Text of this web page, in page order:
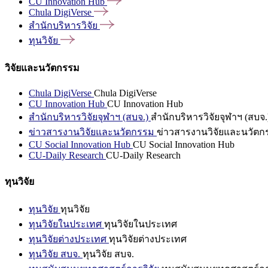
Chula DigiVerse
สำนักบริหารวิจัย
ทุนวิจัย
วิจัยและนวัตกรรม
Chula DigiVerse Chula DigiVerse
CU Innovation Hub CU Innovation Hub
สำนักบริหารวิจัยจุฬาฯ (สบจ.) สำนักบริหารวิจัยจุฬาฯ (สบจ
ข่าวสารงานวิจัยและนวัตกรรม ข่าวสารงานวิจัยและนวัตก
CU Social Innovation Hub CU Social Innovation Hub
CU-Daily Research CU-Daily Research
ทุนวิจัย
ทุนวิจัย ทุนวิจัย
ทุนวิจัยในประเทศ ทุนวิจัยในประเทศ
ทุนวิจัยต่างประเทศ ทุนวิจัยต่างประเทศ
ทุนวิจัย สบจ. ทุนวิจัย สบจ.